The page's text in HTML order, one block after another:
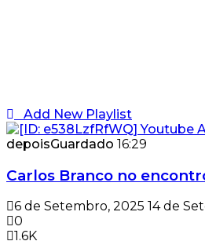
Add New Playlist
depoisGuardado 16:29
Carlos Branco no
6 de Setembro, 2025 14 de
0
1.6K